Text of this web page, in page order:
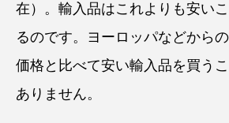
在）。輸入品はこれよりも安い
るのです。ヨーロッパなどから
価格と比べて安い輸入品を買う
ありません。